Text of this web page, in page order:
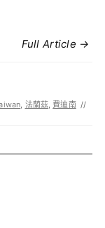
Full Article →
, 法蘭茲, 費迪南 //